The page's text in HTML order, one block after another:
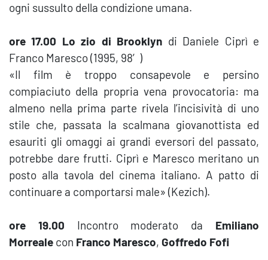
ogni sussulto della condizione umana.
ore 17.00 Lo zio di Brooklyn di Daniele Ciprì e
Franco Maresco (1995, 98′)
«Il film è troppo consapevole e persino
compiaciuto della propria vena provocatoria: ma
almeno nella prima parte rivela l’incisività di uno
stile che, passata la scalmana giovanottista ed
esauriti gli omaggi ai grandi eversori del passato,
potrebbe dare frutti. Ciprì e Maresco meritano un
posto alla tavola del cinema italiano. A patto di
continuare a comportarsi male» (Kezich).
ore 19.00 Incontro moderato da Emiliano
Morreale con Franco Maresco, Goffredo Fofi